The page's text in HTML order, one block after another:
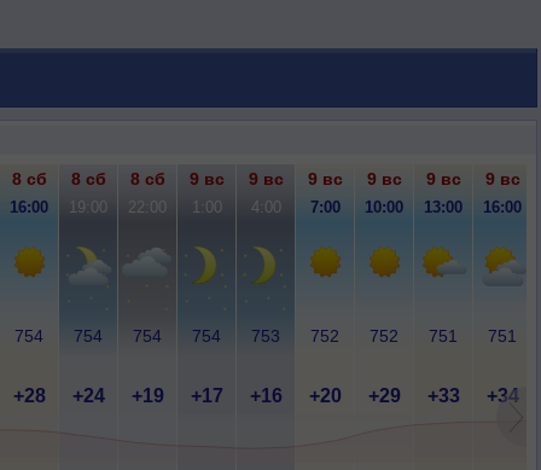
8 сб 8 сб 8 сб 9 вс 9 вс 9 вс 9 вс 9 вс 9 вс
16:00 19:00 22:00 1:00 4:00 7:00 10:00 13:00 16:00
754 754 754 754 753 752 752 751 751
+28 +24 +19 +17 +16 +20 +29 +33 +34